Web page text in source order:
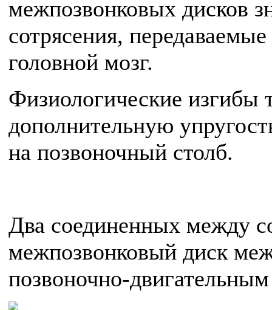
межпозвонковых дисков
сотрясения,
головной мозг.
Физиологические изгибы
дополнительную
на позвоночный столб.
Два соединенных между
межпозвонковый диск
позвоночно-